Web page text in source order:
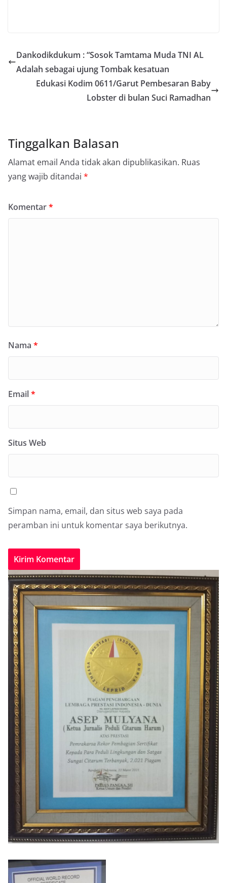
Dankodikdukum : “Sosok Tamtama Muda TNI AL
Adalah sebagai ujung Tombak kesatuan
Edukasi Kodim 0611/Garut Pembesaran Baby
Lobster di bulan Suci Ramadhan
Tinggalkan Balasan
Alamat email Anda tidak akan dipublikasikan. Ruas
yang wajib ditandai *
Komentar*
Nama *
Email*
Situs Web
Simpan nama, email, dan situs web saya pada
peramban ini untuk komentar saya berikutnya.